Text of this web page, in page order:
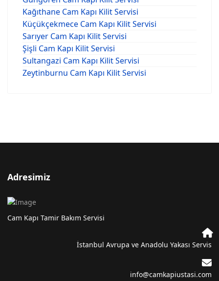
Kağıthane Cam Kapı Kilit Servisi
Küçükçekmece Cam Kapı Kilit Servisi
Sarıyer Cam Kapı Kilit Servisi
Şişli Cam Kapı Kilit Servisi
Sultangazi Cam Kapı Kilit Servisi
Zeytinburnu Cam Kapı Kilit Servisi
Adresimiz
Cam Kapı Tamir Bakım Servisi
İstanbul Avrupa ve Anadolu Yakası Servis
info@camkapiustasi.com